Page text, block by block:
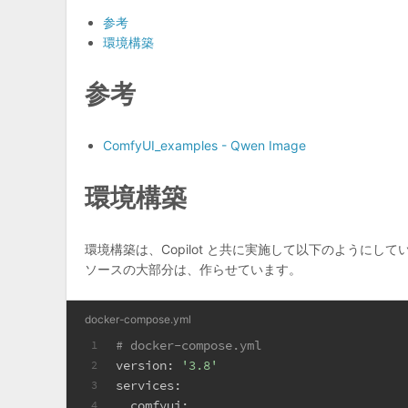
参考
環境構築
参考
ComfyUI_examples - Qwen Image
環境構築
環境構築は、Copilot と共に実施して以下のようにしてい
ソースの大部分は、作らせています。
docker-compose.yml
1
2
3
4
# docker-compose.yml
version:
'3.8'
services: